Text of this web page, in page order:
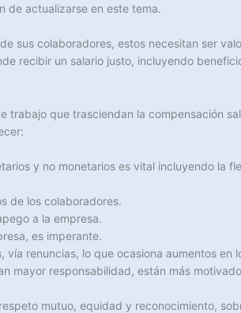
de actualizarse en este tema.
sus colaboradores, estos necesitan ser
recibir un salario justo, incluyendo
que trasciendan la compensación
y no monetarios es vital incluyendo la
de los colaboradores.
a la empresa.
es imperante.
renuncias, lo que ocasiona aumentos en
mayor responsabilidad, están más
mutuo, equidad y reconocimiento,